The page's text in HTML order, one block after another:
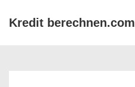
ZumKredit berechnen.com